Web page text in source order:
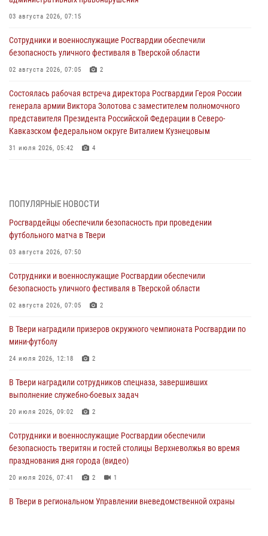
03 августа 2026, 07:15
Сотрудники и военнослужащие Росгвардии обеспечили
безопасность уличного фестиваля в Тверской области
02 августа 2026, 07:05 2
Состоялась рабочая встреча директора Росгвардии Героя России
генерала армии Виктора Золотова с заместителем полномочного
представителя Президента Российской Федерации в Северо-
Кавказском федеральном округе Виталием Кузнецовым
31 июля 2026, 05:42 4
28 июля 2026, 11:30 2
Сотрудники вневедомственной охраны совершили 250 выездов и
пресекли 20 правонарушений за неделю в Тверской области
27 июля 2026, 08:29
В Твери наградили призеров окружного чемпионата Росгвардии по
мини-футболу
24 июля 2026, 12:18 2
Росгвардейцы оказали помощь водителю на дороге в городе Кашин
22 июля 2026, 08:35
Представители Росгвардии провели спортивно — патриотическое
мероприятие для воспитанников летнего лагеря в Тверской области
(видео)
ПОПУЛЯРНЫЕ НОВОСТИ
Росгвардейцы обеспечили безопасность при проведении
футбольного матча в Твери
03 августа 2026, 07:50
Сотрудники и военнослужащие Росгвардии обеспечили
безопасность уличного фестиваля в Тверской области
02 августа 2026, 07:05 2
В Твери наградили призеров окружного чемпионата Росгвардии по
мини-футболу
24 июля 2026, 12:18 2
В Твери наградили сотрудников спецназа, завершивших
выполнение служебно-боевых задач
20 июля 2026, 09:02 2
Сотрудники и военнослужащие Росгвардии обеспечили
безопасность тверитян и гостей столицы Верхневолжья во время
празднования дня города (видео)
20 июля 2026, 07:41 2 1
В Твери в региональном Управлении вневедомственной охраны